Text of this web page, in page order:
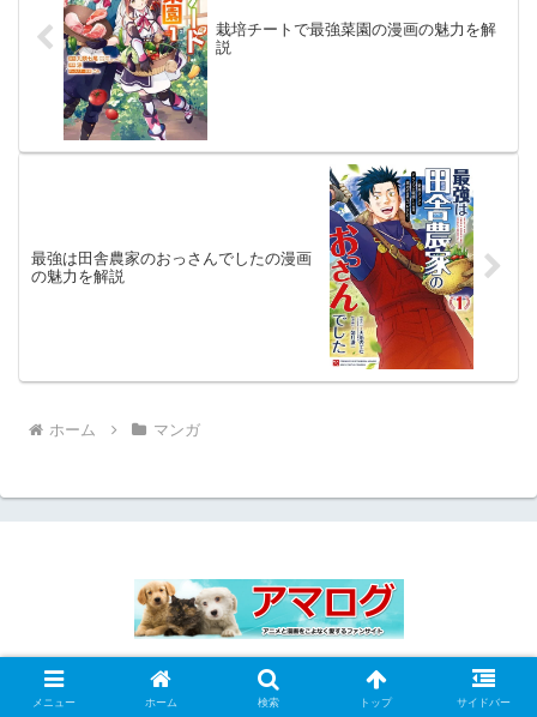
栽培チートで最強菜園の漫画の魅力を解
説
最強は田舎農家のおっさんでしたの漫画
の魅力を解説
ホーム マンガ
アニメが多い月額動画ランキング
お問い合わせフォーム
サイトマップ
メニュー ホーム 検索 トップ サイドバー